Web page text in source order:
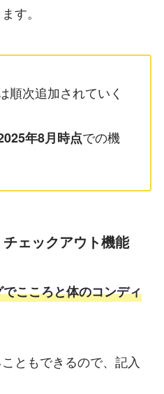
す。
順次追加されていく
年8月時点での機
ェックアウト機能
こころと体のコンディ
ともできるので、記入